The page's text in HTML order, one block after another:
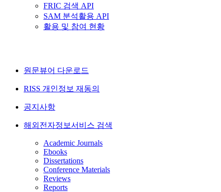
FRIC 검색 API
SAM 분석활용 API
활용 및 참여 현황
원문뷰어 다운로드
RISS 개인정보 재동의
공지사항
해외전자정보서비스 검색
Academic Journals
Ebooks
Dissertations
Conference Materials
Reviews
Reports